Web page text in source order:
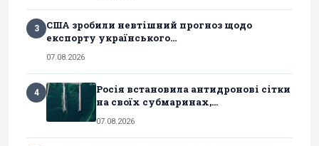
3
США зробили невтішний прогноз щодо
експорту українського...
07.08.2026
4
Росія встановила антидронові сітки
на своїх субмаринах,...
07.08.2026